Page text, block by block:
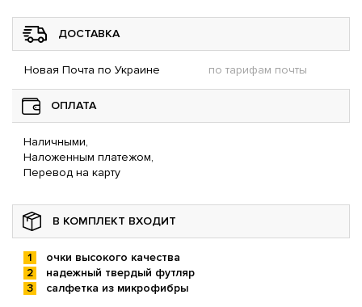
ДОСТАВКА
Новая Почта по Украине по тарифам почты
ОПЛАТА
Наличными,
Наложенным платежом,
Перевод на карту
В КОМПЛЕКТ ВХОДИТ
очки высокого качества
надежный твердый футляр
салфетка из микрофибры